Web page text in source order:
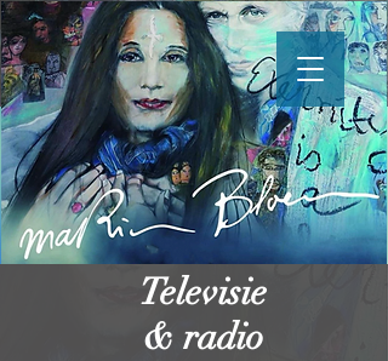
Televisie
& radio